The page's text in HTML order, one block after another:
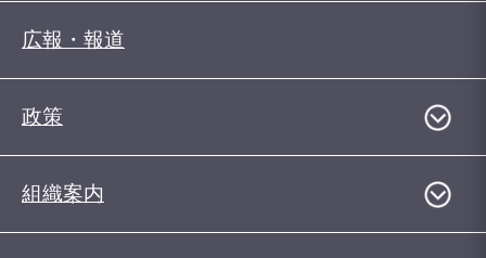
広報・報道
政策
組織案内